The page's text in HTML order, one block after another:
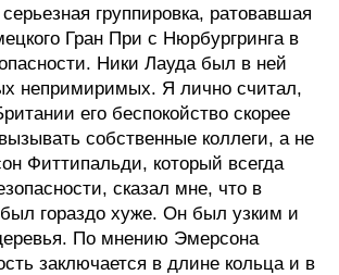
группировка, ратовавшая
Гран При с Нюрбургринга в
Ники Лауда был в ней
непримиримых. Я лично считал,
его беспокойство скорее
собственные коллеги, а не
Фиттипальди, который всегда
сказал мне, что в
гораздо хуже. Он был узким и
По мнению Эмерсона
заключается в длине кольца и в